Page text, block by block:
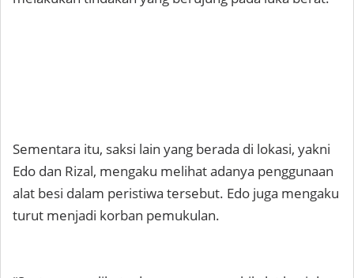
Sementara itu, saksi lain yang berada di lokasi, yakni
Edo dan Rizal, mengaku melihat adanya penggunaan
alat besi dalam peristiwa tersebut. Edo juga mengaku
turut menjadi korban pemukulan.